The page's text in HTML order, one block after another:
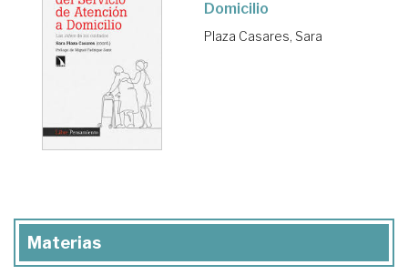
Domicilio
Plaza Casares, Sara
Materias